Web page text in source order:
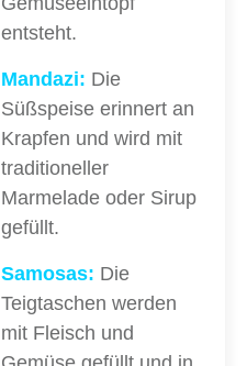
entsteht.
Mandazi: Die
Süßspeise erinnert an
Krapfen und wird mit
traditioneller
Marmelade oder Sirup
gefüllt.
Samosas: Die
Teigtaschen werden
mit Fleisch und